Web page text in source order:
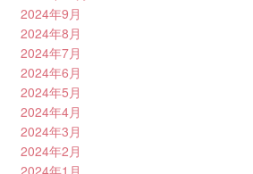
2024年9月
2024年8月
2024年7月
2024年6月
2024年5月
2024年4月
2024年3月
2024年2月